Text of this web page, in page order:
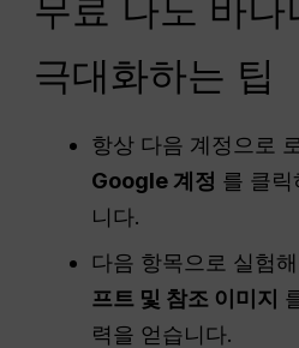
무료 나노 바
극대화하는 팁
항상 다음 계정으로
Google 계정 를 클
니다.
다음 항목으로 실험
프트 및 참조 이미지
력을 얻습니다.